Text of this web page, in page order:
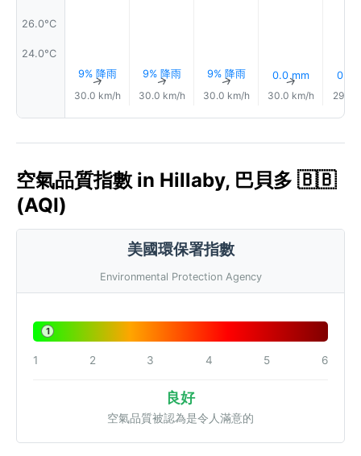
26.0°C
24.0°C
9% 降雨
↑
30.0 km/h
9% 降雨
↑
30.0 km/h
9% 降雨
↑
30.0 km/h
0.0 mm
↑
30.0 km/h
0.0
29.0
空氣品質指數 in Hillaby, 巴貝多 🇧🇧
(AQI)
美國環保署指數
Environmental Protection Agency
1
1 2 3 4 5 6
良好
空氣品質被認為是令人滿意的